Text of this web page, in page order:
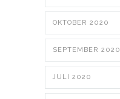
OKTOBER 2020
SEPTEMBER 2020
JULI 2020